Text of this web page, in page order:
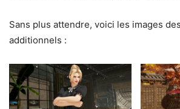
Sans plus attendre, voici les images
additionnels :